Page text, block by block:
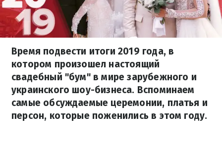
Время подвести итоги 2019 года, в
котором произошел настоящий
свадебный "бум" в мире зарубежного и
украинского шоу-бизнеса. Вспоминаем
самые обсуждаемые церемонии, платья и
персон, которые поженились в этом году.